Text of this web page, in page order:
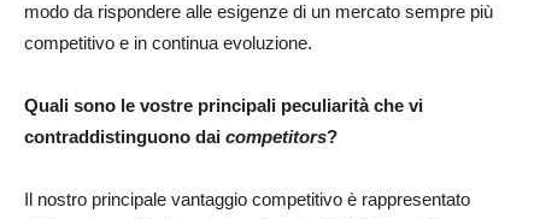
modo da rispondere alle esigenze di un mercato sempre più
competitivo e in continua evoluzione.
Quali sono le vostre principali peculiarità che vi
contraddistinguono dai competitors?
Il nostro principale vantaggio competitivo è rappresentato